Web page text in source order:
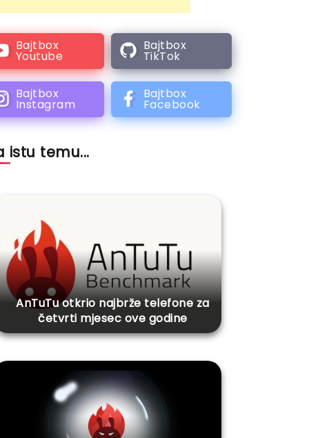
Bajtbox
Youtube
Bajtbox
TikTok
Bajtbox
Instagram
Bajtbox
Facebook
istu temu...
AnTuTu otkrio najbrže telefone za
četvrti mjesec ove godine